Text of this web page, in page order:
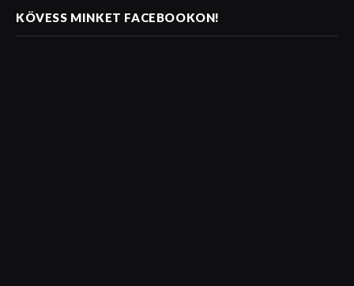
KÖVESS MINKET FACEBOOKON!